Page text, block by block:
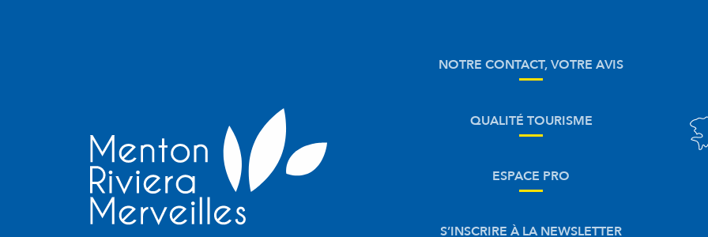
NOTRE CONTACT, VOTRE AVIS
QUALITÉ TOURISME
ESPACE PRO
S’INSCRIRE À LA NEWSLETTER